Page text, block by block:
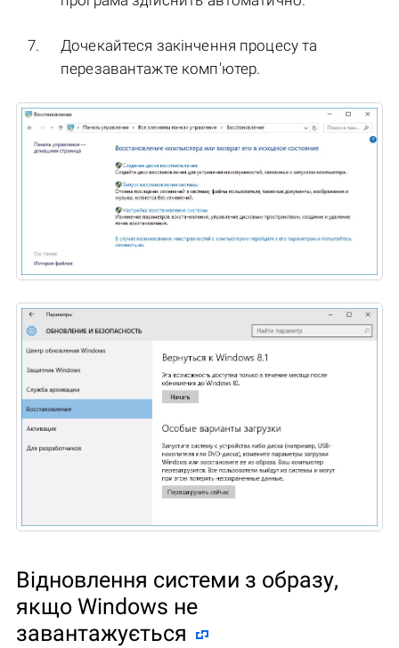
Дочекайтеся закінчення процесу та
перезавантажте комп'ютер.
Відновлення системи з образу,
якщо Windows не
завантажується